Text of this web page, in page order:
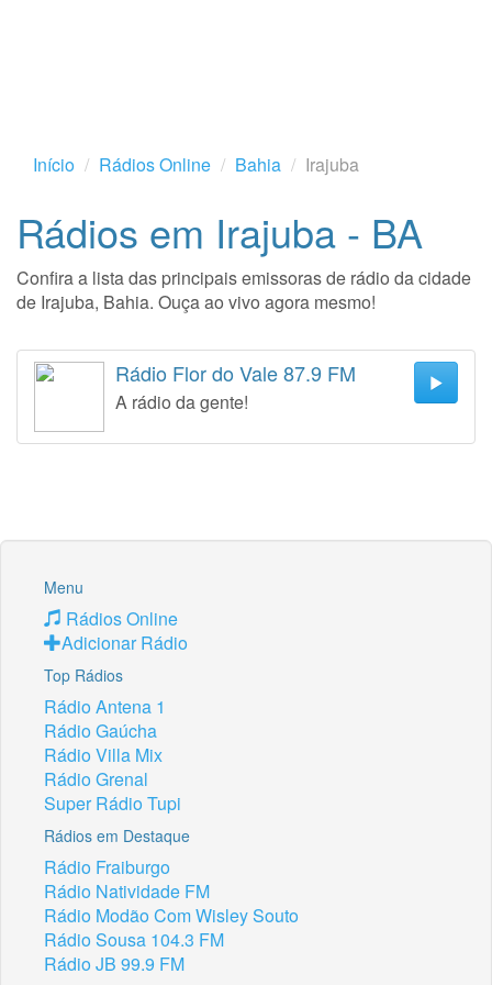
Início Rádios Online Bahia Irajuba
Rádios em Irajuba - BA
Confira a lista das principais emissoras de rádio da cidade
de Irajuba, Bahia. Ouça ao vivo agora mesmo!
Rádio Flor do Vale 87.9 FM
A rádio da gente!
Menu
Rádios Online
Adicionar Rádio
Top Rádios
Rádio Antena 1
Rádio Gaúcha
Rádio Villa Mix
Rádio Grenal
Super Rádio Tupi
Rádios em Destaque
Rádio Fraiburgo
Rádio Natividade FM
Rádio Modão Com Wisley Souto
Rádio Sousa 104.3 FM
Rádio JB 99.9 FM